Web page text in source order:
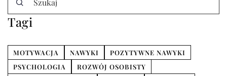
Tagi
MOTYWACJA NAWYKI
POZYTYWNE NAWYKI
PSYCHOLOGIA
ROZWÓJ OSOBISTY